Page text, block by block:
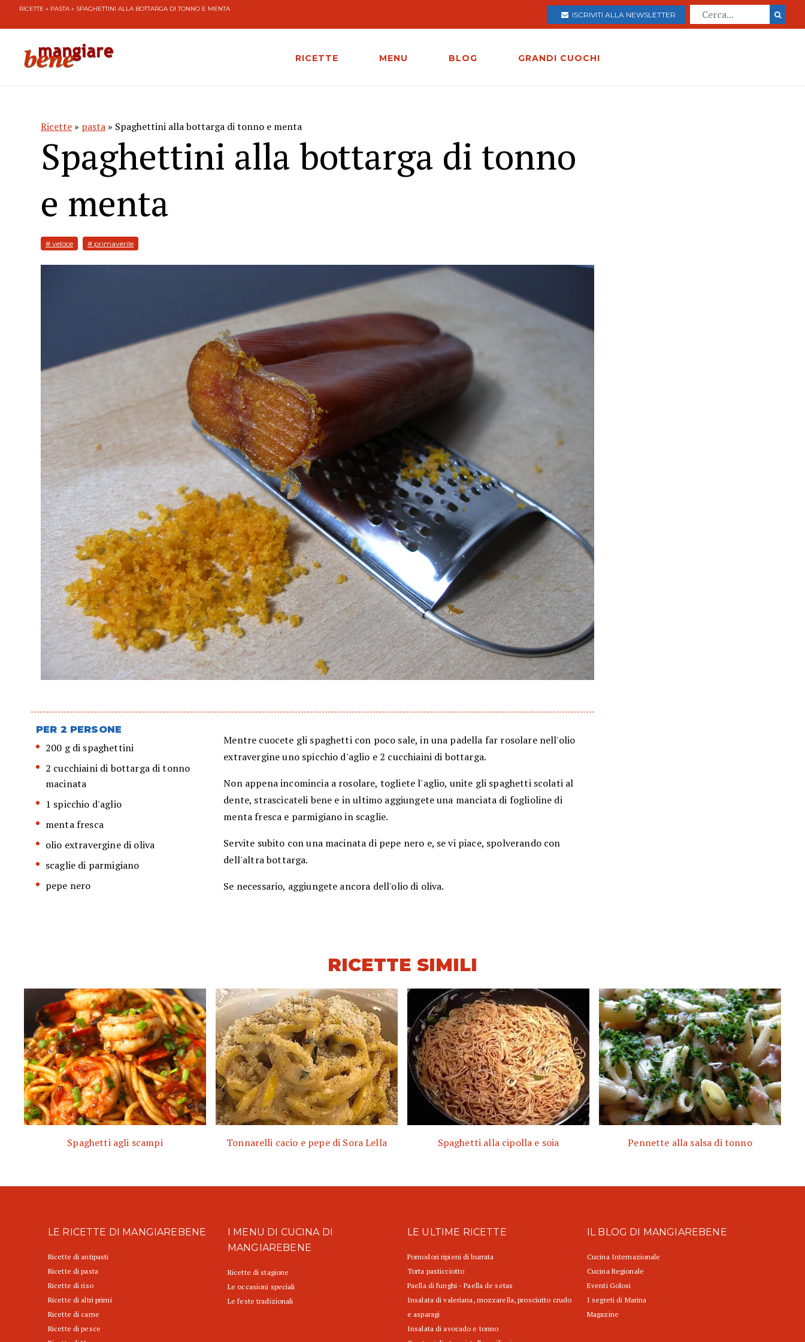
RICETTE » PASTA » SPAGHETTINI ALLA BOTTARGA DI TONNO E MENTA
ISCRIVITI ALLA NEWSLETTER
RICETTE MENU BLOG GRANDI CUOCHI
Ricette » pasta » Spaghettini alla bottarga di tonno e menta
Spaghettini alla bottarga di tonno
e menta
# veloce # primaverile
PER 2 PERSONE
200 g di spaghettini
2 cucchiaini di bottarga di tonno
macinata
1 spicchio d'aglio
menta fresca
olio extravergine di oliva
scaglie di parmigiano
pepe nero
Mentre cuocete gli spaghetti con poco sale, in una padella far rosolare nell'olio
extravergine uno spicchio d'aglio e 2 cucchiaini di bottarga.
Non appena incomincia a rosolare, togliete l'aglio, unite gli spaghetti scolati al
dente, strascicateli bene e in ultimo aggiungete una manciata di foglioline di
menta fresca e parmigiano in scaglie.
Servite subito con una macinata di pepe nero e, se vi piace, spolverando con
dell'altra bottarga.
Se necessario, aggiungete ancora dell'olio di oliva.
RICETTE SIMILI
Spaghetti agli scampi Tonnarelli cacio e pepe di Sora Lella Spaghetti alla cipolla e soia Pennette alla salsa di tonno
LE RICETTE DI MANGIAREBENE
Ricette di antipasti
Ricette di pasta
Ricette di riso
Ricette di altri primi
Ricette di carne
Ricette di pesce
I MENU DI CUCINA DI
MANGIAREBENE
Ricette di stagione
Le occasioni speciali
Le feste tradizionali
LE ULTIME RICETTE
Pomodori ripieni di burrata
Torta pasticciotto
Paella di funghi - Paella de setas
Insalata di valeriana, mozzarella, prosciutto crudo
e asparagi
Insalata di avocado e tonno
IL BLOG DI MANGIAREBENE
Cucina Internazionale
Cucina Regionale
Eventi Golosi
I segreti di Marina
Magazine